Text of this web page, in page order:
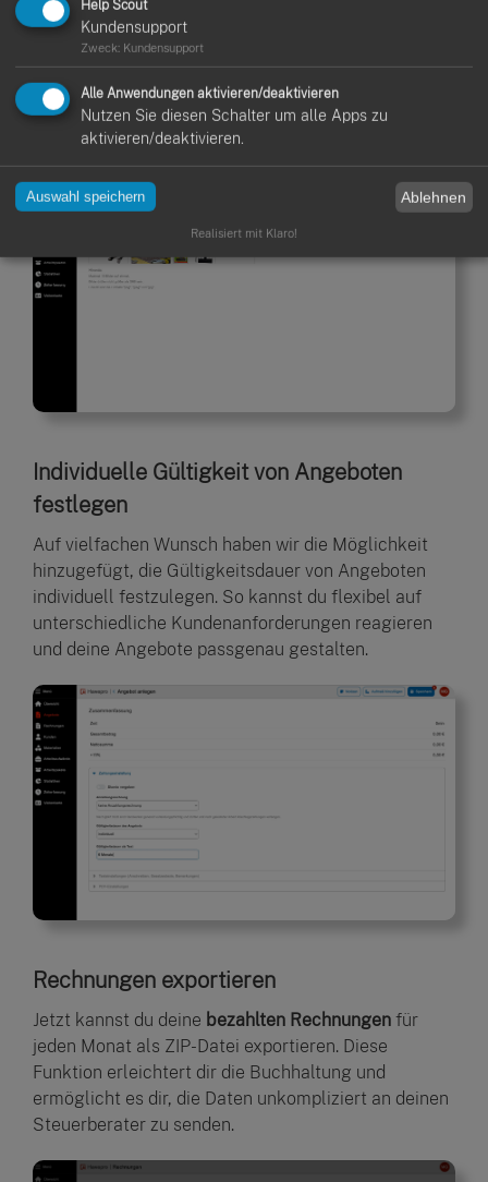
Multi-Bilder-Upload für Angebote
Ab sofort können in den Angeboten mehrere
Projektbilder gleichzeitig hochgeladen werden.
Diese Funktion ermöglicht es dir, Projekte noch
übersichtlicher und detaillierter zusammenzutragen.
Individuelle Gültigkeit von Angeboten
festlegen
Auf vielfachen Wunsch haben wir die Möglichkeit
hinzugefügt, die Gültigkeitsdauer von Angeboten
individuell festzulegen. So kannst du flexibel auf
unterschiedliche Kundenanforderungen reagieren
und deine Angebote passgenau gestalten.
Rechnungen exportieren
Jetzt kannst du deine bezahlten Rechnungen für
jeden Monat als ZIP-Datei exportieren. Diese
Funktion erleichtert dir die Buchhaltung und
ermöglicht es dir, die Daten unkompliziert an deinen
Steuerberater zu senden.
Help Scout
Kundensupport
Zweck: Kundensupport
Alle Anwendungen aktivieren/deaktivieren
Nutzen Sie diesen Schalter um alle Apps zu
aktivieren/deaktivieren.
Auswahl speichern Ablehnen
Realisiert mit Klaro!